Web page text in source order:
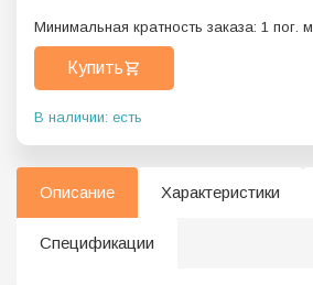
Минимальная кратность заказа: 1 пог. м
Купить
В наличии: есть
Описание Характеристики
Спецификации